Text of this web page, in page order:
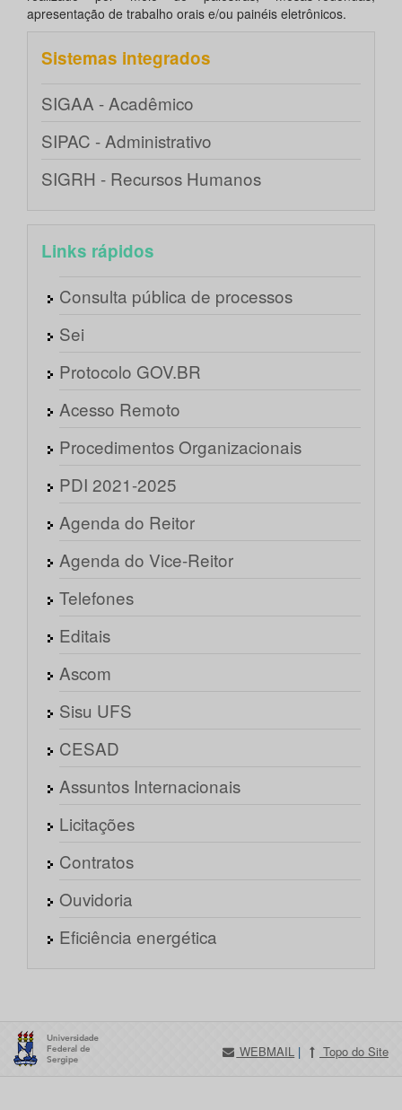
apresentação de trabalho orais e/ou painéis eletrônicos.
Sistemas integrados
SIGAA - Acadêmico
SIPAC - Administrativo
SIGRH - Recursos Humanos
Links rápidos
Consulta pública de processos
Sei
Protocolo GOV.BR
Acesso Remoto
Procedimentos Organizacionais
PDI 2021-2025
Agenda do Reitor
Agenda do Vice-Reitor
Telefones
Editais
Ascom
Sisu UFS
CESAD
Assuntos Internacionais
Licitações
Contratos
Ouvidoria
Eficiência energética
WEBMAIL | Topo do Site